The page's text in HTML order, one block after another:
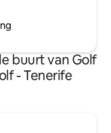
buurt van Golf
- Tenerife